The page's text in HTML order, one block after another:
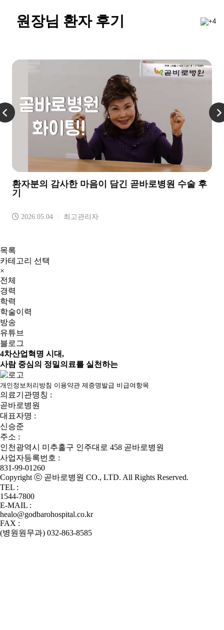
원장님 환자 후기
환자분의 감사한 마음이 담긴 곧바로병원 수술 후
기
2026.05.04 최고관리자
목록
카테고리 선택
×
전체
경력
학력
학술이력
방송
유튜브
블로그
4차산업혁명 시대,
사람 중심의 정밀의료를 실천하는
개인정보처리방침 이용약관 제증명발급 비급여항목
의료기관명칭 :
곧바로병원
대표자명 :
신승준
주소 :
인천광역시 미추홀구 인주대로 458 곧바로병원
사업자등록번호 :
831-99-01260
Copyright ⓒ 곧바로병원 CO., LTD. All Rights Reserved.
TEL :
1544-7800
E-MAIL :
healo@godbarohospital.co.kr
FAX :
(병원원무과) 032-863-8585